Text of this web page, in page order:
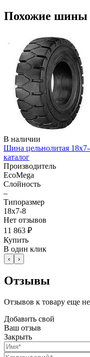
Похожие шины
В наличии
Шина цельнолитая
каталог
Производитель
EcoMega
Слойность
–
Типоразмер
18x7-8
Нет отзывов
11 863 ₽
Купить
В один клик
‹ ›
Отзывы
Отзывов к товару еще
Добавить свой
Ваш отзыв
Закрыть